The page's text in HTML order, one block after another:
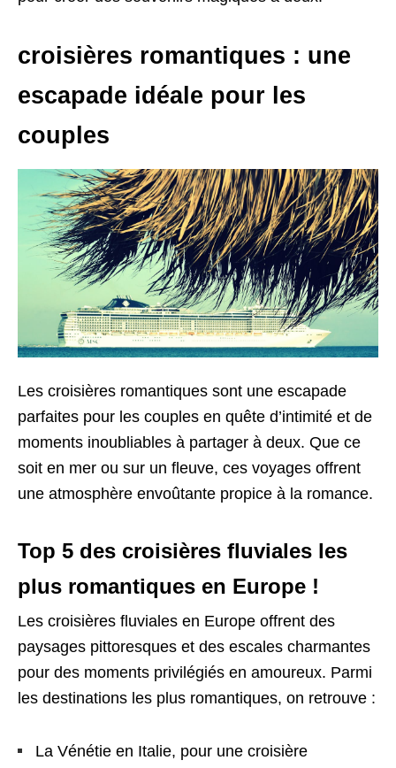
croisières romantiques : une
escapade idéale pour les
couples
Les croisières romantiques sont une escapade
parfaites pour les couples en quête d’intimité et de
moments inoubliables à partager à deux. Que ce
soit en mer ou sur un fleuve, ces voyages offrent
une atmosphère envoûtante propice à la romance.
Top 5 des croisières fluviales les
plus romantiques en Europe !
Les croisières fluviales en Europe offrent des
paysages pittoresques et des escales charmantes
pour des moments privilégiés en amoureux. Parmi
les destinations les plus romantiques, on retrouve :
La Vénétie en Italie, pour une croisière